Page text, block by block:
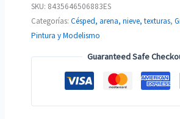
SKU: 8435646506883ES
Categorías:Césped, arena, nieve, texturas,
Pintura y Modelismo
Guaranteed Safe